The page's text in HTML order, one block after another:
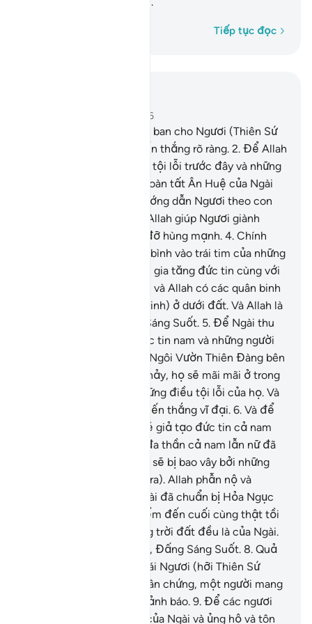
Tiếp tục đọc
Chương 48, Trang 512, Juz 26
Thật vậy, TA (Allah) đã ban cho Ngươi (Thiên Sứ
Muhammad) một sự chiến thắng rõ ràng. 2. Để Allah
tha thứ cho Ngươi những tội lỗi trước đây và những
tội lỗi sau này, để Ngài hoàn tất Ân Huệ của Ngài
cho Ngươi và để Ngài hướng dẫn Ngươi theo con
Và Allah giúp Ngươi giành
chiến thắng với sự giúp đỡ hùng mạnh. 4. Chính
Ngài đã ban xuống sự an bình vào trái tim của những
người có đức tin để Ngài gia tăng đức tin cùng với
đức tin (hiện tại) của họ; và Allah có các quân binh
ở trên trời và (các quân binh) ở dưới đất. Và Allah là
Đấng Hằng Biết, Đấng Sáng Suốt. 5. Để Ngài thu
nhận những người có đức tin nam và những người
có đức tin nữ vào những Ngôi Vườn Thiên Đàng bên
dưới có các dòng sông chảy, họ sẽ mãi mãi ở trong
đó; và Ngài sẽ xóa bỏ những điều tội lỗi của họ. Và
ở nơi Allah, đó là một chiến thắng vĩ đại. 6. Và để
Ngài trừng phạt những kẻ giả tạo đức tin cả nam
lẫn nữ, và những kẻ thờ đa thần cả nam lẫn nữ đã
nghĩ xấu về Allah. Chúng sẽ bị bao vây bởi những
điều xấu (mà chúng gây ra). Allah phẫn nộ và
nguyền rủa chúng; và Ngài đã chuẩn bị Hỏa Ngục
dành cho chúng, một điểm đến cuối cùng thật tồi
Các quân binh trong trời đất đều là của Ngài.
Allah là Đấng Toàn Năng, Đấng Sáng Suốt. 8. Quả
thật, TA (Allah) đã cử phái Ngươi (hỡi Thiên Sứ
Muhammad) làm một nhân chứng, một người mang
tin mừng và một người cảnh báo. 9. Để các ngươi
tin nơi Allah, nơi Sứ Giả của Ngài và ủng hộ và tôn